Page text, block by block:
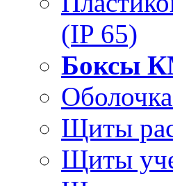
(IP 65)
Боксы
Щиты
Щиты